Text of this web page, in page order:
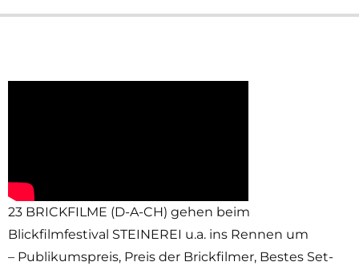
23 BRICKFILME (D-A-CH) gehen beim
Blickfilmfestival STEINEREI u.a. ins Rennen um
– Publikumspreis, Preis der Brickfilmer, Bestes Set-